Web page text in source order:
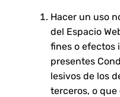
Hacer un uso
del Espacio
fines o efectos
presentes
lesivos de los
terceros, o